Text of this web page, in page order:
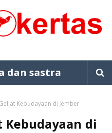
dan sastra
Kebudayaan di Jember
Kebudayaan di